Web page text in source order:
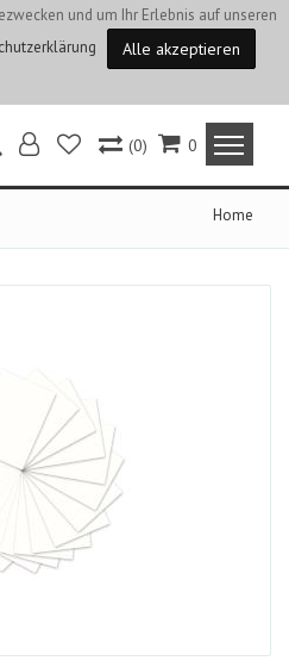
und um Ihr Erlebnis auf unseren
Alle akzeptieren
0
(0)
Home